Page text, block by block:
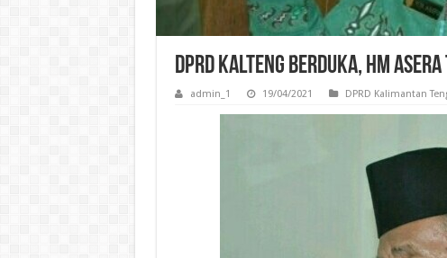
DPRD Kalteng Berduka, HM
admin_1 19/04/2021 DPRD Kalimantan